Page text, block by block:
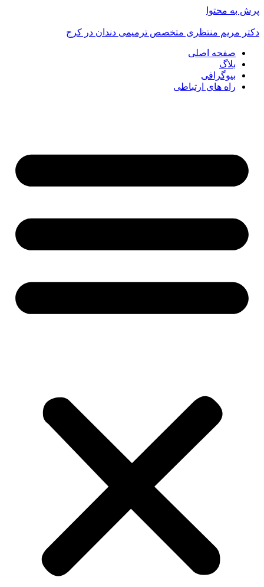
پرش به محتوا
دکتر مریم منتظری متخصص ترمیمی دندان در کرج
صفحه اصلی
بلاگ
بیوگرافی
راه های ارتباطی